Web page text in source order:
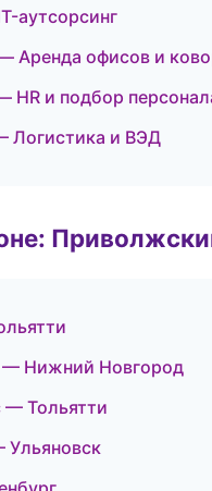
аутсорсинг
Аренда офисов и
HR и подбор
и ВЭД
— Нижний Новгород
— Тольятти